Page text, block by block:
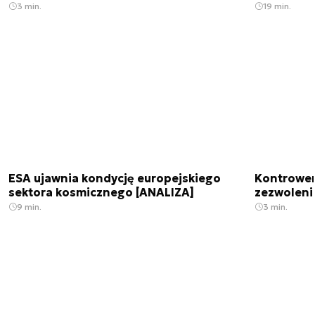
3 min. 19 min.
ESA ujawnia kondycję europejskiego
sektora kosmicznego [ANALIZA]
9 min. 3 min.